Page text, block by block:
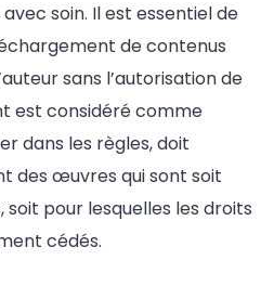
soin. Il est essentiel de
de contenus
sans l’autorisation de
est considéré comme
dans les règles, doit
des œuvres qui sont soit
pour lesquelles les droits
cédés.